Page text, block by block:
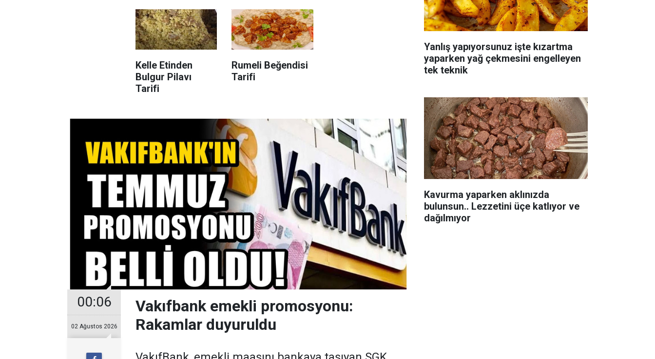
ilişki türleri tespit
edildi
yiyenleri uyarıyor
Kelle Etinden
Bulgur Pilavı
Tarifi
Rumeli Beğendisi
Tarifi
00:06
02 Ağustos 2026
Vakıfbank emekli promosyonu:
Rakamlar duyuruldu
Yanlış yapıyorsunuz işte kızartma
yaparken yağ çekmesini engelleyen
tek teknik
Kavurma yaparken aklınızda
bulunsun.. Lezzetini üçe katlıyor ve
dağılmıyor